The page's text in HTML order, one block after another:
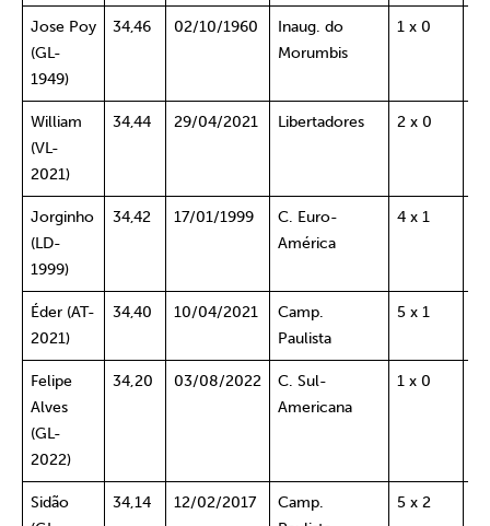
Jose Poy
(GL-
1949)
34,46 02/10/1960
Inaug. do
Morumbis
1 x 0
William
(VL-
2021)
34,44 29/04/2021 Libertadores 2 x 0
Jorginho
(LD-
1999)
34,42 17/01/1999
C. Euro-
América
4 x 1
Éder (AT-
2021)
34,40 10/04/2021
Camp.
Paulista
5 x 1
Felipe
Alves
(GL-
2022)
34,20 03/08/2022
C. Sul-
Americana
1 x 0
Sidão
34,14 12/02/2017
Camp.
5 x 2